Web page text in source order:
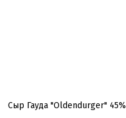
Сыр Гауда "Oldendurger" 45%